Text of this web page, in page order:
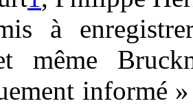
à
même
informé